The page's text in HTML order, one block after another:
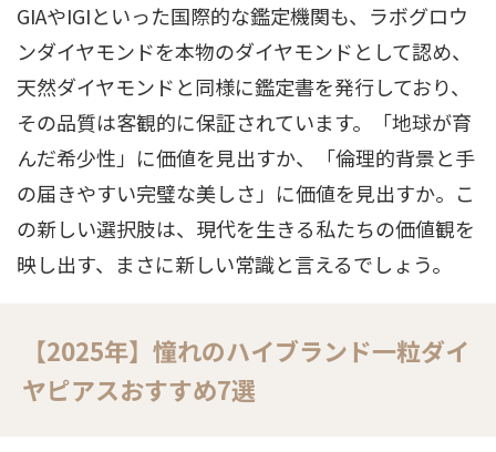
GIAやIGIといった国際的な鑑定機関も、ラボグロウ
ンダイヤモンドを本物のダイヤモンドとして認め、
天然ダイヤモンドと同様に鑑定書を発行しており、
その品質は客観的に保証されています。「地球が育
んだ希少性」に価値を見出すか、「倫理的背景と手
の届きやすい完璧な美しさ」に価値を見出すか。こ
の新しい選択肢は、現代を生きる私たちの価値観を
映し出す、まさに新しい常識と言えるでしょう。
【2025年】憧れのハイブランド一粒ダイ
ヤピアスおすすめ7選